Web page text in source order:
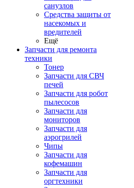
санузлов
Средства защиты от
насекомых и
вредителей
Ещё
Запчасти для ремонта
техники
Тонер
Запчасти для СВЧ
печей
Запчасти для робот
пылесосов
Запчасти для
мониторов
Запчасти для
аэрогрилей
Чипы
Запчасти для
кофемашин
Запчасти для
оргтехники